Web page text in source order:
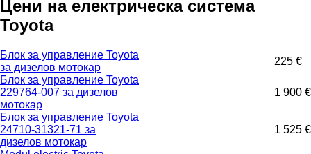
Цени на електрическа система
Toyota
Блок за управление Toyota
за дизелов мотокар
225 €
Блок за управление Toyota
229764-007 за дизелов
мотокар
1 900 €
Блок за управление Toyota
24710-31321-71 за
дизелов мотокар
1 525 €